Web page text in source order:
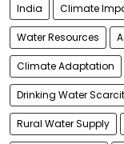
India Climate
Water Resources
Climate Adaptation
Drinking Water
Rural Water Supply